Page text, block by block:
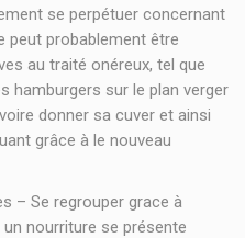
se perpétuer concernant
peut probablement être
au traité onéreux, tel que
hamburgers sur le plan verger
donner sa cuver et ainsi
grâce à le nouveau
– Se regrouper grace à
nourriture se présente